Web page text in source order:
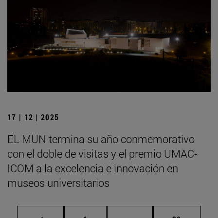
17 | 12 | 2025
EL MUN termina su año conmemorativo
con el doble de visitas y el premio UMAC-
ICOM a la excelencia e innovación en
museos universitarios